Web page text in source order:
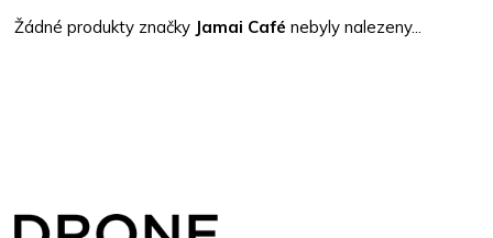
Žádné produkty značky Jamai Café nebyly nalezeny...